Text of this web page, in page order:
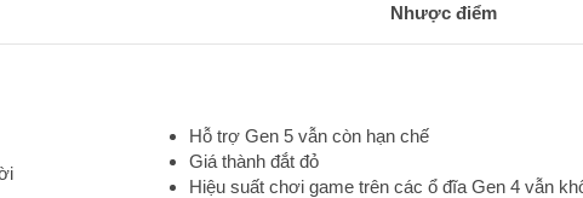
Nhược điểm
Hỗ trợ Gen 5 vẫn còn hạn chế
Giá thành đắt đỏ
Hiệu suất chơi game trên các ổ đĩa Gen 4 vẫn